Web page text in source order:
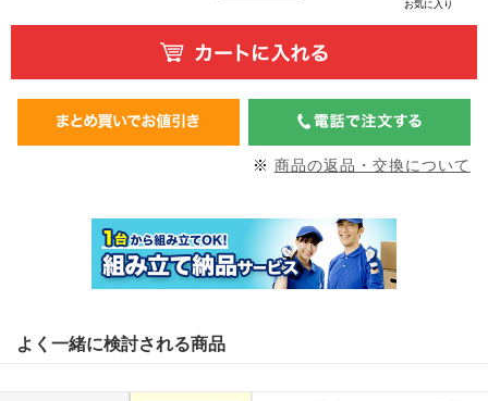
お気に入り
※ 商品の返品・交換について
よく一緒に検討される商品